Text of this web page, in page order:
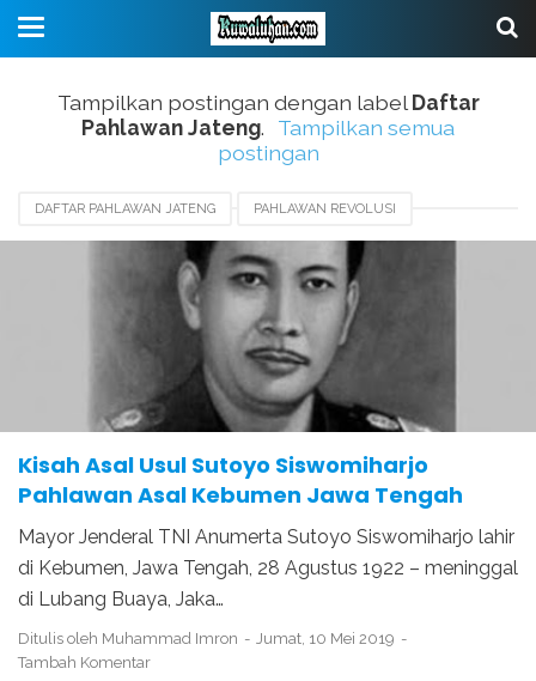
Tampilkan postingan dengan labelDaftar
Pahlawan Jateng.
Tampilkan semua
postingan
DAFTAR PAHLAWAN JATENG PAHLAWAN REVOLUSI
SUTOYO SISWOMIHARJO
Kisah Asal Usul Sutoyo Siswomiharjo
Pahlawan Asal Kebumen Jawa Tengah
Mayor Jenderal TNI Anumerta Sutoyo Siswomiharjo lahir
di Kebumen, Jawa Tengah, 28 Agustus 1922 – meninggal
di Lubang Buaya, Jaka…
Ditulis oleh Muhammad Imron
Jumat, 10 Mei 2019
Tambah Komentar